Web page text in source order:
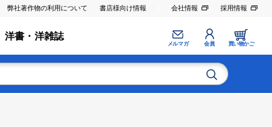
弊社著作物の利用について 書店様向け情報 会社情報 採用情報
洋書・洋雑誌
メルマガ 会員 買い物かご